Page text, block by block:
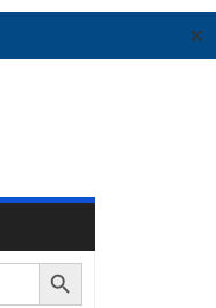
✕
Search Button